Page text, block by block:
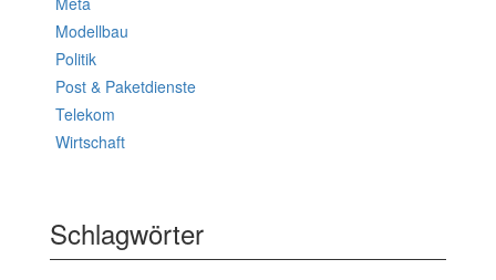
Modellbau
Politik
Post & Paketdienste
Telekom
Wirtschaft
Schlagwörter